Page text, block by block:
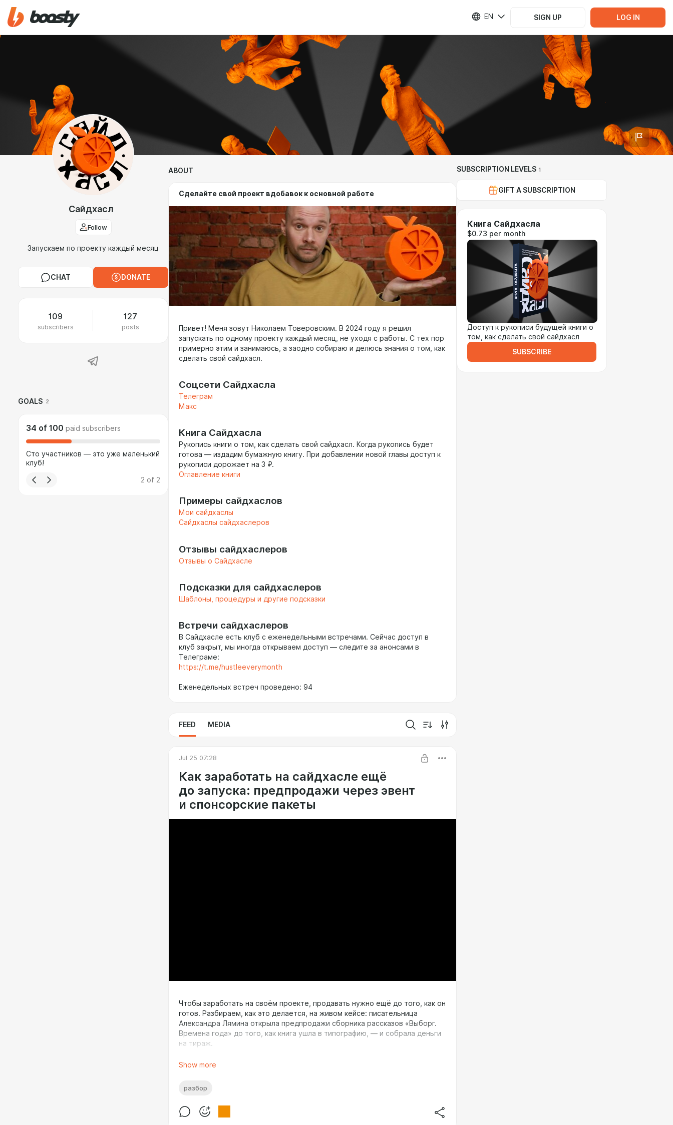
EN SIGN UP LOG IN
Сайдхасл
Follow
Запускаем по проекту каждый месяц
CHAT DONATE
109
subscribers
127
posts
GOALS 2
34 of 100 paid subscribers
Сто участников — это уже маленький
клуб!
2 of 2
ABOUT
Сделайте свой проект вдобавок к основной работе
Привет! Меня зовут Николаем Товеровским. В 2024 году я решил
запускать по одному проекту каждый месяц, не уходя с работы. С тех пор
примерно этим и занимаюсь, а заодно собираю и делюсь знания о том, как
сделать свой сайдхасл.
Соцсети Сайдхасла
Телеграм
Макс
Книга Сайдхасла
Рукопись книги о том, как сделать свой сайдхасл. Когда рукопись будет
готова — издадим бумажную книгу. При добавлении новой главы доступ к
рукописи дорожает на 3 ₽.
Оглавление книги
Примеры сайдхаслов
Мои сайдхаслы
Сайдхаслы сайдхаслеров
Отзывы сайдхаслеров
Отзывы о Сайдхасле
Подсказки для сайдхаслеров
Шаблоны, процедуры и другие подсказки
Встречи сайдхаслеров
В Сайдхасле есть клуб с еженедельными встречами. Сейчас доступ в
клуб закрыт, мы иногда открываем доступ — следите за анонсами в
Телеграме:
https://t.me/hustleeverymonth
Еженедельных встреч проведено: 94
FEED MEDIA
Jul 25 07:28
Как заработать на сайдхасле ещё
до запуска: предпродажи через эвент
и спонсорские пакеты
Чтобы заработать на своём проекте, продавать нужно ещё до того, как он
готов. Разбираем, как это делается, на живом кейсе: писательница
Александра Лямина открыла предпродажи сборника рассказов «Выборг.
Времена года» до того, как книга ушла в типографию, — и собрала деньги
на тираж.
* * *
работе: больше денег, больше свободы, защита от увольнения.
Ближайший воркшоп по поиску идей стартует 28 июля — вместе находим
Show more
разбор
SUBSCRIPTION LEVELS 1
GIFT A SUBSCRIPTION
Книга Сайдхасла
$0.73 per month
Доступ к рукописи будущей книги о
том, как сделать свой сайдхасл
SUBSCRIBE